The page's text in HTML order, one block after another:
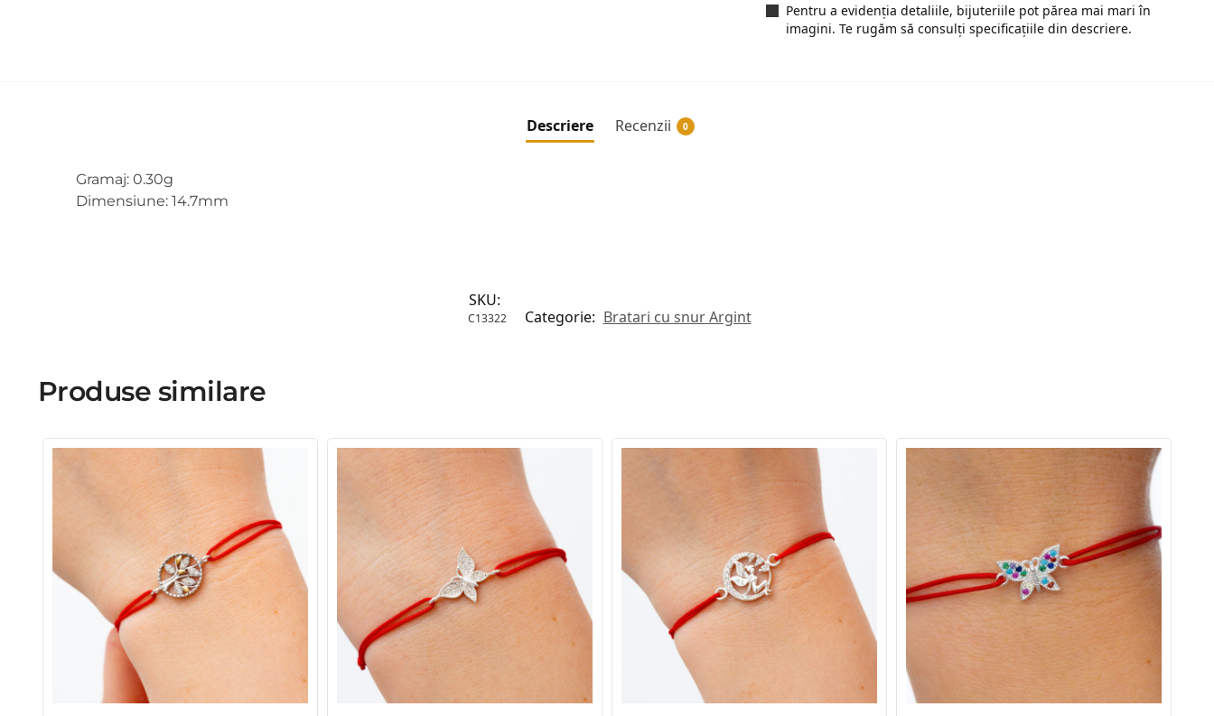
Pentru a evidenția detaliile, bijuteriile pot părea mai mari în
imagini. Te rugăm să consulți specificațiile din descriere.
Descriere Recenzii 0
Gramaj: 0.30g
Dimensiune: 14.7mm
SKU:
C13322 Categorie: Bratari cu snur Argint
Produse similare